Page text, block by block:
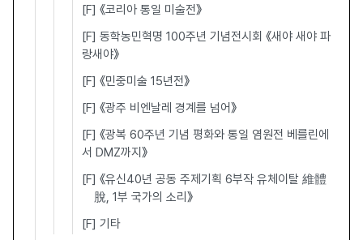
[F] 《코리아 통일 미술전》
[F] 동학농민혁명 100주년 기념전시회 《새야 새야 파
랑새야》
[F] 《민중미술 15년전》
[F] 《광주 비엔날레 경계를 넘어》
[F] 《광복 60주년 기념 평화와 통일 염원전 베를린에
서 DMZ까지》
[F] 《유신40년 공동 주제기획 6부작 유체이탈 維體
離脫, 1부 국가의 소리》
[F] 기타